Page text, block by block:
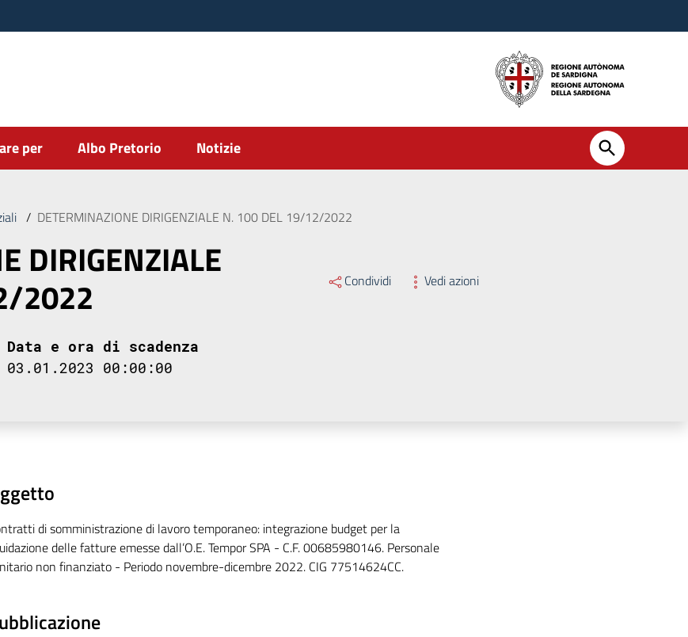
per Albo Pretorio Notizie
/ DETERMINAZIONE DIRIGENZIALE N. 100 DEL 19/12/2022
DIRIGENZIALE
2022 Condividi Vedi azioni
Data e ora di scadenza
03.01.2023 00:00:00
di somministrazione di lavoro temporaneo: integrazione budget per la
delle fatture emesse dall’O.E. Tempor SPA - C.F. 00685980146. Personale
non finanziato - Periodo novembre-dicembre 2022. CIG 77514624CC.